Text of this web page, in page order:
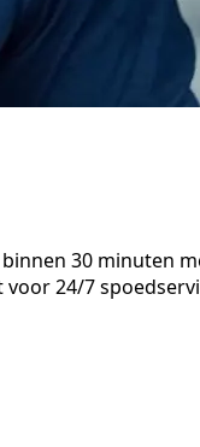
30 minuten
24/7